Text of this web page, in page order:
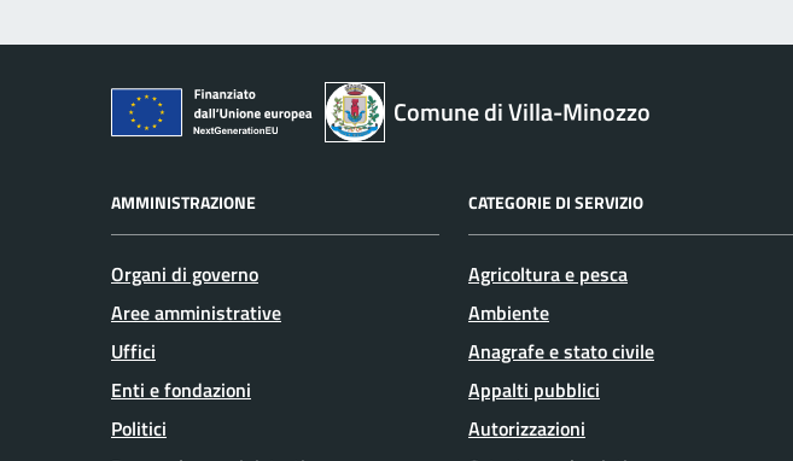
Comune di Villa-Minozzo
AMMINISTRAZIONE
Organi di governo
Aree amministrative
Uffici
Enti e fondazioni
Politici
CATEGORIE DI SERVIZIO
Agricoltura e pesca
Ambiente
Anagrafe e stato civile
Appalti pubblici
Autorizzazioni